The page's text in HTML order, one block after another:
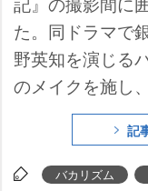
た。同ドラマで
野英知を演じる
のメイクを施し
ッキングで女性
用。女性キャス
場で「ほのぼの
記
バカリズム